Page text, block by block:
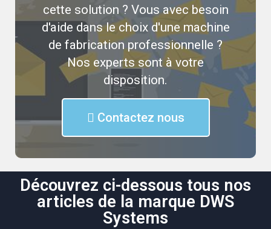
cette solution ? Vous avec besoin
d'aide dans le choix d'une machine
de fabrication professionnelle ?
Nos experts sont à votre
disposition.
Contactez nous
Découvrez ci-dessous tous nos
articles de la marque DWS
Systems